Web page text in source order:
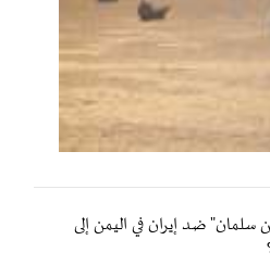
ضد إيران في اليمن إلى